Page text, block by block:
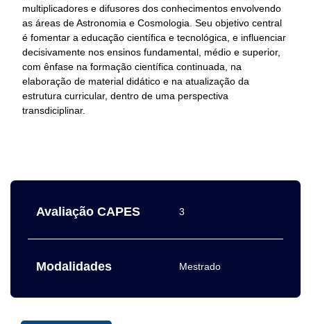
multiplicadores e difusores dos conhecimentos envolvendo
as áreas de Astronomia e Cosmologia. Seu objetivo central
é fomentar a educação científica e tecnológica, e influenciar
decisivamente nos ensinos fundamental, médio e superior,
com ênfase na formação científica continuada, na
elaboração de material didático e na atualização da
estrutura curricular, dentro de uma perspectiva
transdiciplinar.
Avaliação CAPES 3
Modalidades Mestrado